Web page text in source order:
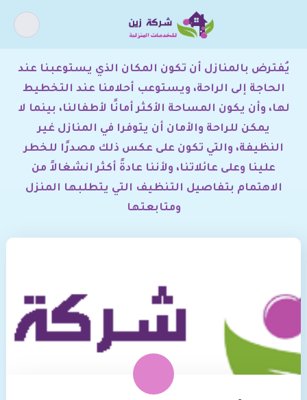
الخدمات
يُفترض بالمنازل أن تكون المكان الذي يستوعبنا عند
الحاجة إلى الراحة، ويستوعب أحلامنا عند التخطيط
لها، وأن يكون المساحة الأكثر أمانًا لأطفالنا، بينما لا
يمكن للراحة والأمان أن يتوفرا في المنازل غير
النظيفة، والتي تكون على عكس ذلك مصدرًا للخطر
علينا وعلى عائلاتنا، ولأننا عادةً أكثر انشغالاً من
الاهتمام بتفاصيل التنظيف التي يتطلبها المنزل
ومتابعتها
كيف يمكننى مساعدتك ؟
اذا كنت تبحث عن افضل شركة خدمات
منزلية و عروض شركات التنظيف فقد
وصلت الى المكان الصحيح.
أسباب و حل ارتفاع فواتير
خدمات العزل
خدمة شحن السيارات كشف تسربات المياه
مكافحة الحشرات